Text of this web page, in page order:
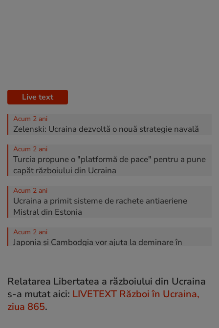
Live text
Acum 2 ani
Zelenski: Ucraina dezvoltă o nouă strategie navală
Acum 2 ani
Turcia propune o "platformă de pace" pentru a pune
capăt războiului din Ucraina
Acum 2 ani
Ucraina a primit sisteme de rachete antiaeriene
Mistral din Estonia
Acum 2 ani
Japonia şi Cambodgia vor ajuta la deminare în
Rusia susţine că a cucerit un sat în regiunea Doneţk
Acum 2 ani
Relatarea Libertatea a războiului din Ucraina
s-a mutat aici: LIVETEXT Război în Ucraina,
ziua 865.